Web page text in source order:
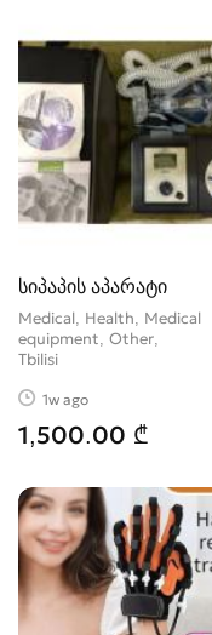
სიპაპის აპარატი
Medical, Health, Medical
equipment, Other
Tbilisi
1w ago
1,500.00 ₾